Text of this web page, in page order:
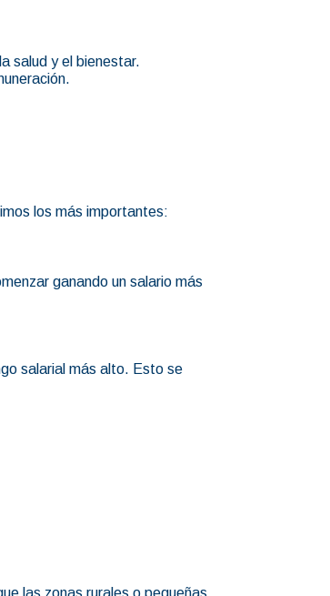
salud y el bienestar.
los más importantes:
ganando un salario más
salarial más alto. Esto se
las zonas rurales o pequeñas